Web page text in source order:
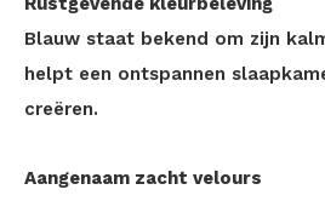
Blauw staat bekend om zijn
helpt een ontspannen
creëren.
Aangenaam zacht velours